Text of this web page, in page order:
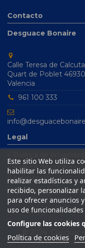
Contacto
Desguace Bonaire
Calle Teresa de
Quart de Poblet 46930
Valencia
961 100 333
Legal
Política de cookies
Aviso legal
Condiciones de
Este sitio Web utiliza
habilitar las
realizar estadísticas y
recibido, personalizar
para ofrecer anuncios
uso de
Configure las cookies
Política de cookies
reservados |